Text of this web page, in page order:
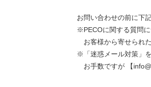
お問い合わせの前に下
※PECOに関する質問
お客様から寄せられ
※「迷惑メール対策」
お手数ですが 【